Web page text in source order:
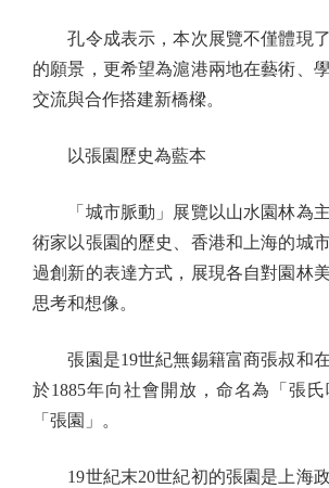
孔令成表示，本次展覽不僅體現了
的願景，更希望為滬港兩地在藝術、
交流與合作搭建新橋樑。
以張園歷史為藍本
「城市脈動」展覽以山水園林為主
術家以張園的歷史、香港和上海的城
過創新的表達方式，展現各自對園林
思考和想像。
張園是19世紀無錫籍富商張叔和在
於1885年向社會開放，命名為「張
「張園」。
19世紀末20世紀初的張園是上海